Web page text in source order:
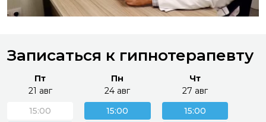
Записаться к гипнотерапевту
Пт
21 авг
15:00
Пн
24 авг
15:00
Чт
27 авг
15:00